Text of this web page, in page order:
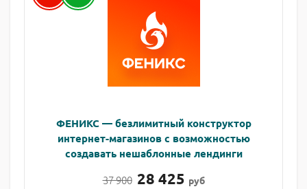
ФЕНИКС — безлимитный конструктор
интернет-магазинов с возможностью
создавать нешаблонные лендинги
37 900 28 425 руб